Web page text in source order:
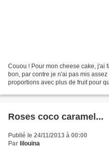
Couou ! Pour mon cheese cake, j'ai
bon, par contre je n'ai pas mis
proportions avec plus de fruit pour
Roses coco caramel...
Publié le 24/11/2013 à 00:00
Par lilouina